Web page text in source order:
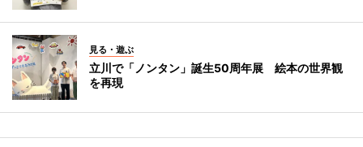
見る・遊ぶ
立川で「ノンタン」誕生50周年展 絵本の世界観
を再現